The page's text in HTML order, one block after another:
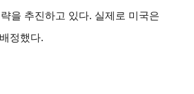
을 추진하고 있다. 실제로 미국은
정했다.